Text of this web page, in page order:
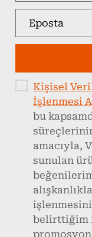
Kişisel
İşlenmesi
bu
amacıyla,
sunulan
belirttiğim